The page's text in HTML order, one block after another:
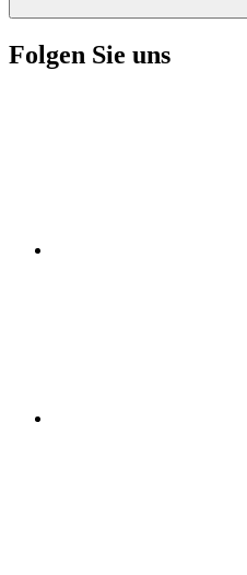
Folgen Sie uns